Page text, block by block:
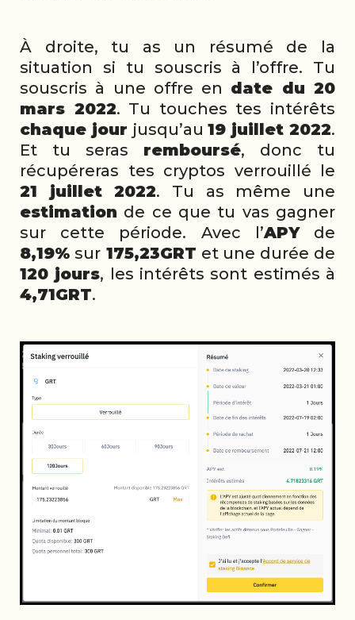
À droite, tu as un résumé de la
situation si tu souscris à l’offre. Tu
souscris à une offre en date du 20
mars 2022. Tu touches tes intérêts
chaque jour jusqu’au19 juillet 2022.
Et tu seras remboursé, donc tu
récupéreras tes cryptos verrouillé le
21 juillet 2022. Tu as même une
estimation de ce que tu vas gagner
sur cette période. Avec l’APYde
8,19% sur175,23GRT et une durée de
120 jours, les intérêts sont estimés à
4,71GRT.